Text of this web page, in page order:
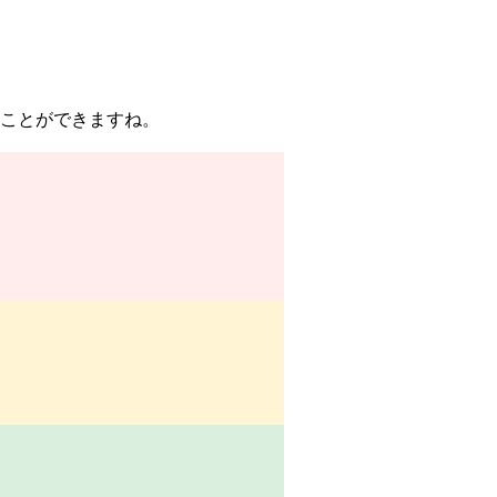
とができますね。